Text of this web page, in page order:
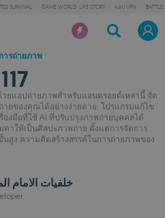
SURVIVAL GAME WORLD: LIFE STORY แอป VPN BATTLE
การถ่ายภาพ
ยแอปถ่ายภาพสำหรับแอนดรอยด์เหล่านี้ จัด
ายของคุณได้อย่างง่ายดาย: โปรแกรมแก้ไข
งมือที่ใช้ AI ที่ปรับปรุงภาพถ่ายบุคคลได้
าให้เป็นศิลปะภาพถ่าย ตั้งแต่การจัดการ
สูง ความคิดสร้างสรรค์ในการถ่ายภาพของ
خلفيات الامام